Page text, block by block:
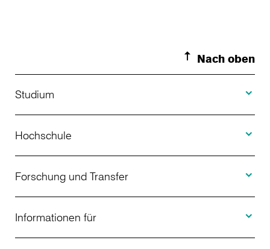
Nach oben
Studium
Studienangebot
Bewerbung
Studienberatung
Hochschule
Über uns
Aktuelles
Forschung und Transfer
Projekte
Informationen für